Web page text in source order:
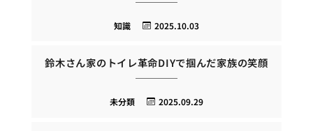
2025.10.03
知識
鈴木さん家のトイレ革命DIYで掴んだ家族の笑顔
2025.09.29
未分類